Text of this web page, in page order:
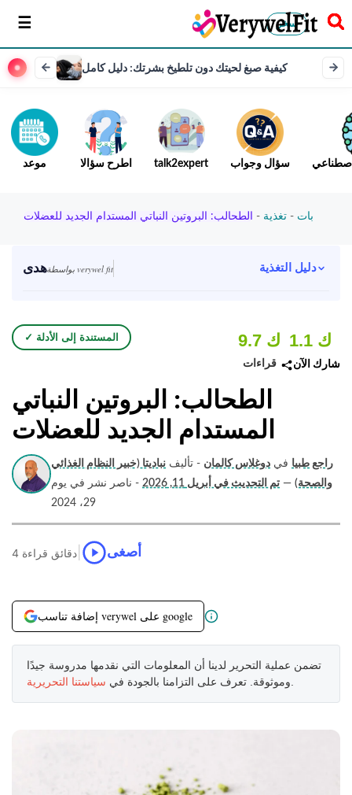
سخر
كيفية صبغ لحيتك دون تلطيخ بشرتك: دليل كامل
موعد اطرح سؤالا talk2expert سؤال وجواب
بات - تغذية - الطحالب: البروتين النباتي المستدام الجديد للعضلات
هدى بواسطة verywel fit دليل التغذية
✓ المستندة إلى الأدلة 9.7 ك
قراءات
1.1 ك
شارك الآن
الطحالب: البروتين النباتي
المستدام الجديد للعضلات
راجع طبيا في دوغلاس كالمان - تأليف نباديتا (خبير النظام الغذائي
والصحة) — تم التحديث في أبريل 11, 2026
- ناصر نشر في يوم
29، 2024
4 دقائق قراءة أصغى
إضافة تناسب verywel على google
تضمن عملية التحرير لدينا أن المعلومات التي نقدمها مدروسة جيدًا
وموثوقة. تعرف على التزامنا بالجودة في سياستنا التحريرية